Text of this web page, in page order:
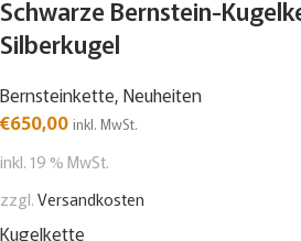
Schwarze Bernstein-
Silberkugel
Bernsteinkette, Neuheiten
€650,00 inkl. MwSt.
inkl. 19 % MwSt.
zzgl.Versandkosten
Kugelkette